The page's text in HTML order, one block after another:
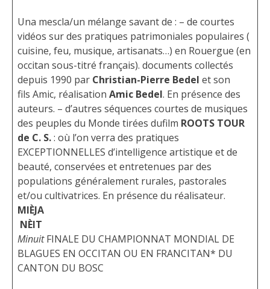
Una mescla/un mélange savant de : – de courtes
vidéos sur des pratiques patrimoniales populaires (
cuisine, feu, musique, artisanats…) en Rouergue (en
occitan sous-titré français). documents collectés
depuis 1990 par Christian-Pierre Bedel et son
fils Amic, réalisation Amic Bedel. En présence des
auteurs. – d’autres séquences courtes de musiques
des peuples du Monde tirées dufilm ROOTS TOUR
de C. S.: où l’on verra des pratiques
EXCEPTIONNELLES d’intelligence artistique et de
beauté, conservées et entretenues par des
populations généralement rurales, pastorales
et/ou cultivatrices. En présence du réalisateur.
MIÈJA
NÈIT
MinuitFINALE DU CHAMPIONNAT MONDIAL DE
BLAGUES EN OCCITAN OU EN FRANCITAN* DU
CANTON DU BOSC